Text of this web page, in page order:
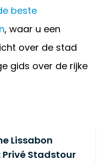
beste
, waar u een
over de stad
gids over de rijke
Lissabon
Stadstour